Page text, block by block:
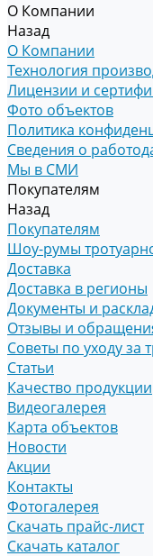
О Компании
Назад
О Компании
Технология
Лицензии и
Фото объектов
Политика
Сведения о
Мы в СМИ
Покупателям
Назад
Покупателям
Шоу-румы
Доставка
Доставка в регионы
Документы и
Отзывы и
Советы по уходу за
Статьи
Качество продукции
Видеогалерея
Карта объектов
Новости
Акции
Контакты
Фотогалерея
Скачать прайс-лист
Скачать каталог